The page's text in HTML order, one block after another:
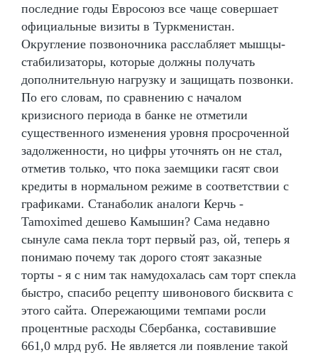
последние годы Евросоюз все чаще совершает
официальные визиты в Туркменистан.
Округление позвоночника расслабляет мышцы-
стабилизаторы, которые должны получать
дополнительную нагрузку и защищать позвонки.
По его словам, по сравнению с началом
кризисного периода в банке не отметили
существенного изменения уровня просроченной
задолженности, но цифры уточнять он не стал,
отметив только, что пока заемщики гасят свои
кредиты в нормальном режиме в соответствии с
графиками. Станаболик аналоги Керчь -
Tamoximed дешево Камышин? Сама недавно
сынуле сама пекла торт первый раз, ой, теперь я
понимаю почему так дорого стоят заказные
торты - я с ним так намудохалась сам торт спекла
быстро, спасибо рецепту шивонового бисквита с
этого сайта. Опережающими темпами росли
процентные расходы Сбербанка, составившие
661,0 млрд руб. Не является ли появление такой